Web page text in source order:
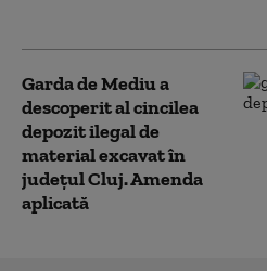
Garda de Mediu a
descoperit al cincilea
depozit ilegal de
material excavat în
judeţul Cluj. Amenda
aplicată